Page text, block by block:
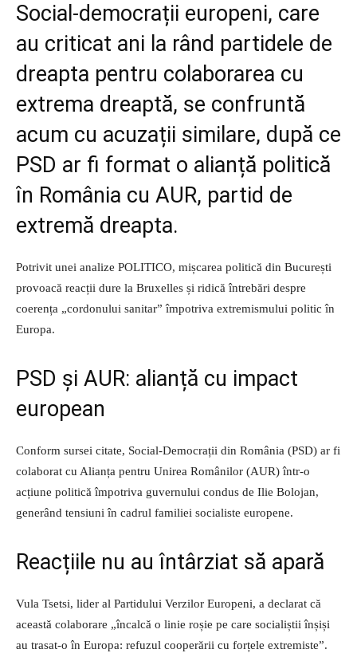
Social-democrații europeni, care
au criticat ani la rând partidele de
dreapta pentru colaborarea cu
extrema dreaptă, se confruntă
acum cu acuzații similare, după ce
PSD ar fi format o alianță politică
în România cu AUR, partid de
extremă dreapta.
Potrivit unei analize POLITICO, mișcarea politică din București
provoacă reacții dure la Bruxelles și ridică întrebări despre
coerența „cordonului sanitar” împotriva extremismului politic în
Europa.
PSD și AUR: alianță cu impact
european
Conform sursei citate, Social-Democrații din România (PSD) ar fi
colaborat cu Alianța pentru Unirea Românilor (AUR) într-o
acțiune politică împotriva guvernului condus de Ilie Bolojan,
generând tensiuni în cadrul familiei socialiste europene.
Reacțiile nu au întârziat să apară
Vula Tsetsi, lider al Partidului Verzilor Europeni, a declarat că
această colaborare „încalcă o linie roșie pe care socialiștii înșiși
au trasat-o în Europa: refuzul cooperării cu forțele extremiste”.